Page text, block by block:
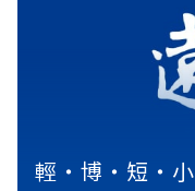
輕‧博‧短‧小